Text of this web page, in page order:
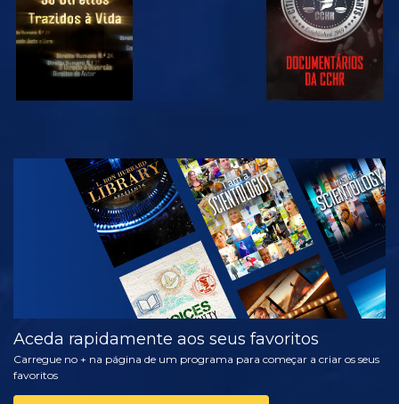
VER
EXPLORAR A
SÉRIE
Aceda rapidamente aos seus favoritos
Carregue no + na página de um programa para começar a criar os seus
favoritos